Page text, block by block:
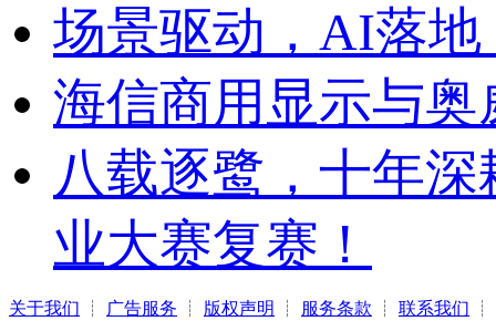
场景驱动，AI落
海信商用显示与
八载逐鹭，十年
业大赛复赛！
关于我们 ┊ 广告服务 ┊ 版权声明 ┊ 服务条款 ┊ 联系我们 ┊